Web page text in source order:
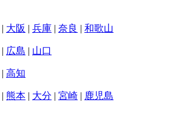
| 大阪 | 兵庫 | 奈良 | 和歌山
| 広島 | 山口
| 高知
| 熊本 | 大分 | 宮崎 | 鹿児島